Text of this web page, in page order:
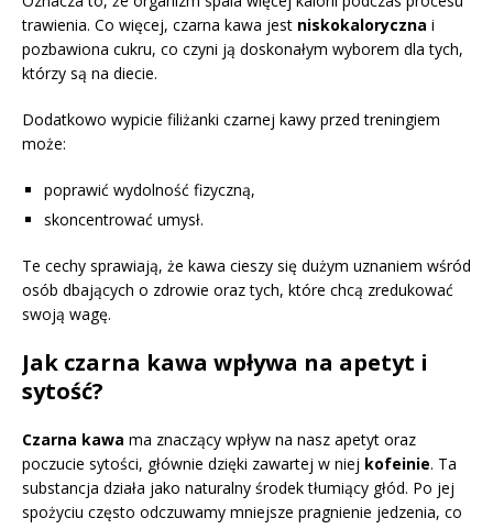
trawienia. Co więcej, czarna kawa jest niskokaloryczna i
pozbawiona cukru, co czyni ją doskonałym wyborem dla tych,
którzy są na diecie.
Dodatkowo wypicie filiżanki czarnej kawy przed treningiem
może:
poprawić wydolność fizyczną,
skoncentrować umysł.
Te cechy sprawiają, że kawa cieszy się dużym uznaniem wśród
osób dbających o zdrowie oraz tych, które chcą zredukować
swoją wagę.
Jak czarna kawa wpływa na apetyt i
sytość?
Czarna kawa ma znaczący wpływ na nasz apetyt oraz
poczucie sytości, głównie dzięki zawartej w niej kofeinie. Ta
substancja działa jako naturalny środek tłumiący głód. Po jej
spożyciu często odczuwamy mniejsze pragnienie jedzenia, co